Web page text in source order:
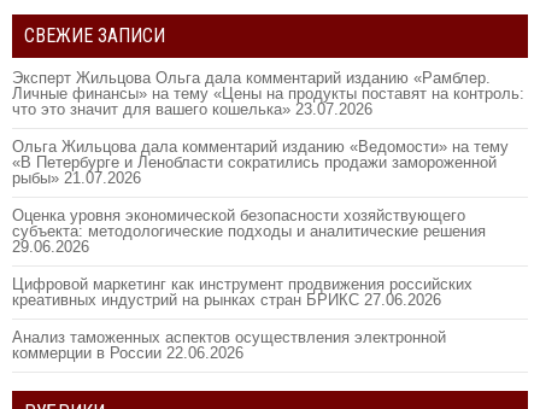
СВЕЖИЕ ЗАПИСИ
Эксперт Жильцова Ольга дала комментарий изданию «Рамблер.
Личные финансы» на тему «Цены на продукты поставят на контроль:
что это значит для вашего кошелька» 23.07.2026
Ольга Жильцова дала комментарий изданию «Ведомости» на тему
«В Петербурге и Ленобласти сократились продажи замороженной
рыбы» 21.07.2026
Оценка уровня экономической безопасности хозяйствующего
субъекта: методологические подходы и аналитические решения
29.06.2026
Цифровой маркетинг как инструмент продвижения российских
креативных индустрий на рынках стран БРИКС 27.06.2026
Анализ таможенных аспектов осуществления электронной
коммерции в России 22.06.2026